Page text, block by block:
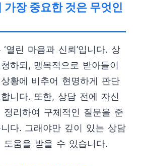
가장 중요한 것은 무엇인
열린 마음과 신뢰’입니다. 상
하되, 맹목적으로 받아들이
황에 비추어 현명하게 판단
니다. 또한, 상담 전에 자신
정리하여 구체적인 질문을 준
다. 그래야만 깊이 있는 상담
도움을 받을 수 있습니다.